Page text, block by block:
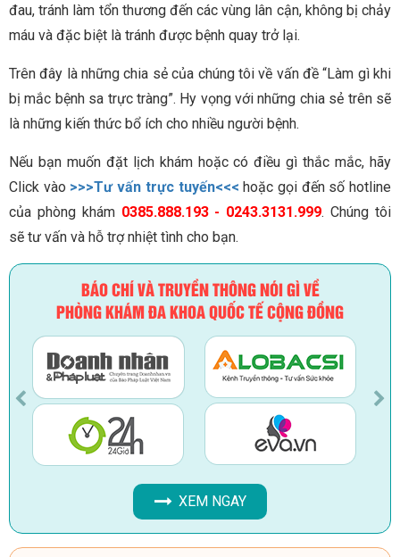
đau, tránh làm tổn thương đến các vùng lân cận, không bị chảy
máu và đặc biệt là tránh được bệnh quay trở lại.
Trên đây là những chia sẻ của chúng tôi về vấn đề “Làm gì khi
bị mắc bệnh sa trực tràng”. Hy vọng với những chia sẻ trên sẽ
là những kiến thức bổ ích cho nhiều người bệnh.
Nếu bạn muốn đặt lịch khám hoặc có điều gì thắc mắc, hãy
Click vào >>>Tư vấn trực tuyến<<< hoặc gọi đến số hotline
của phòng khám0385.888.193 - 0243.3131.999. Chúng tôi
sẽ tư vấn và hỗ trợ nhiệt tình cho bạn.
BÁO CHÍ VÀ TRUYỀN THÔNG NÓI GÌ VỀ
PHÒNG KHÁM ĐA KHOA QUỐC TẾ CỘNG ĐỒNG
XEM NGAY